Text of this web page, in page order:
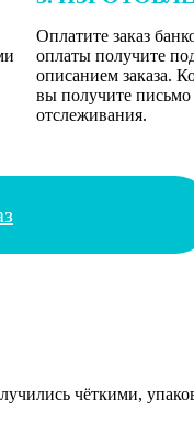
Оплатите заказ
оплаты получите
описанием заказа.
вы получите письмо
отслеживания.
чёткими,